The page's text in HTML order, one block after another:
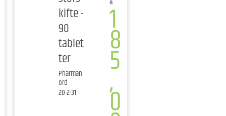
kifte -
90
tablet
ter
Pharman
ord
20-2-31
1
8
5
,
0